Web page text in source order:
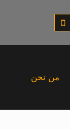
من نحن